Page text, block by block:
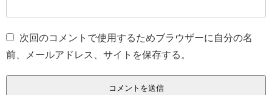
次回のコメントで使用するためブラウザーに自分の名
前、メールアドレス、サイトを保存する。